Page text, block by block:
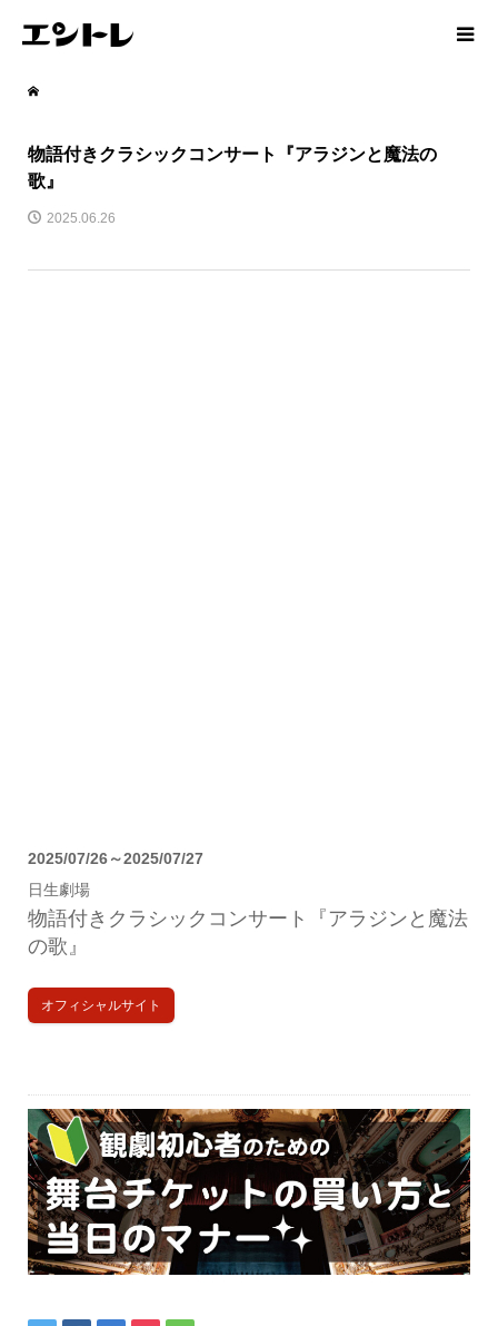
物語付きクラシックコンサート『アラジンと魔法の
歌』
2025.06.26
2025/07/26～2025/07/27
日生劇場
物語付きクラシックコンサート『アラジンと魔法
の歌』
オフィシャルサイト